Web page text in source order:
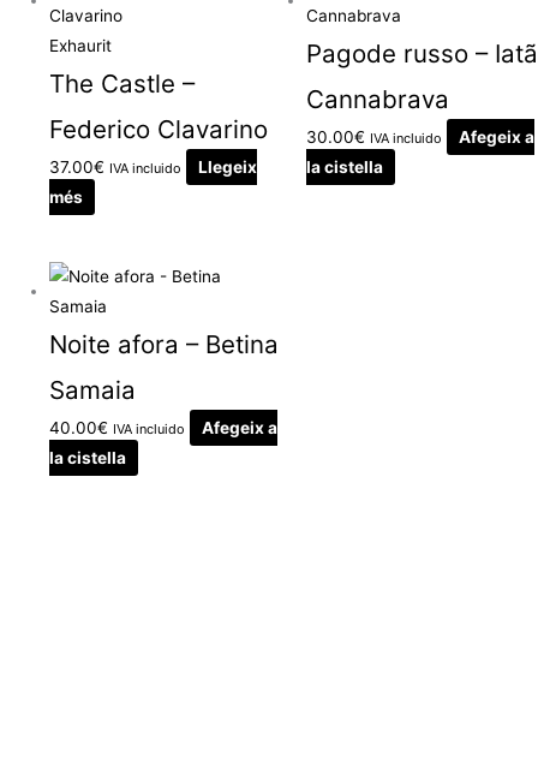
Exhaurit
The Castle –
Federico Clavarino
37.00€ IVA incluido
Llegeix
més
Pagode russo – Iatã
Cannabrava
30.00€ IVA incluido
Afegeix a
la cistella
Noite afora – Betina
Samaia
40.00€ IVA incluido
Afegeix a
la cistella